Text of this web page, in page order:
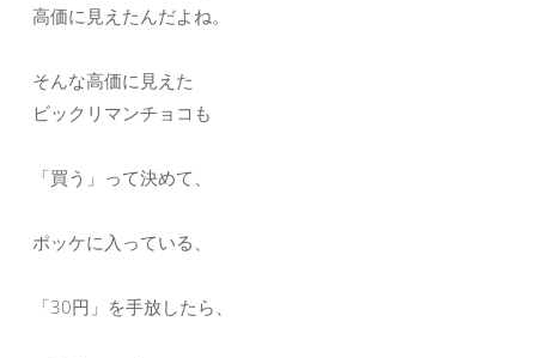
高価に見えたんだよね。
そんな高価に見えた
ビックリマンチョコも
「買う」って決めて、
ポッケに入っている、
「30円」を手放したら、